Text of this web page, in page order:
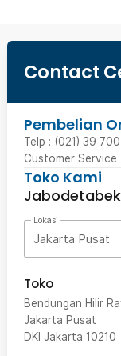
Contact
Pembelian
Telp : (021) 39
Customer Service
Toko Kami
Jabodetabek
Lokasi
Jakarta Pusat
Toko
Bendungan Hilir
Jakarta Pusat
DKI Jakarta 10210